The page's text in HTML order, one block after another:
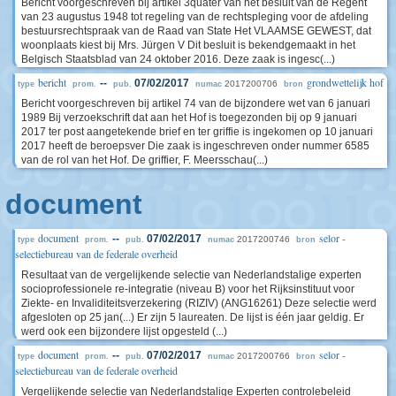
Bericht voorgeschreven bij artikel 3quater van het besluit van de Regent
van 23 augustus 1948 tot regeling van de rechtspleging voor de afdeling
bestuursrechtspraak van de Raad van State Het VLAAMSE GEWEST, dat
woonplaats kiest bij Mrs. Jürgen V Dit besluit is bekendgemaakt in het
Belgisch Staatsblad van 24 oktober 2016. Deze zaak is ingesc(...)
type bericht prom. -- pub. 07/02/2017 numac 2017200706 bron grondwettelijk hof
Bericht voorgeschreven bij artikel 74 van de bijzondere wet van 6 januari
1989 Bij verzoekschrift dat aan het Hof is toegezonden bij op 9 januari
2017 ter post aangetekende brief en ter griffie is ingekomen op 10 januari
2017 heeft de beroepsver Die zaak is ingeschreven onder nummer 6585
van de rol van het Hof. De griffier, F. Meersschau(...)
document
type document prom. -- pub. 07/02/2017 numac 2017200746 bron selor -
selectiebureau van de federale overheid
Resultaat van de vergelijkende selectie van Nederlandstalige experten
socioprofessionele re-integratie (niveau B) voor het Rijksinstituut voor
Ziekte- en Invaliditeitsverzekering (RIZIV) (ANG16261) Deze selectie werd
afgesloten op 25 jan(...) Er zijn 5 laureaten. De lijst is één jaar geldig. Er
werd ook een bijzondere lijst opgesteld (...)
type document prom. -- pub. 07/02/2017 numac 2017200766 bron selor -
selectiebureau van de federale overheid
Vergelijkende selectie van Nederlandstalige Experten controlebeleid